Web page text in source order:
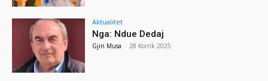
Aktualitet
Nga: Ndue Dedaj
Gjin Musa - 28 Korrik 2025